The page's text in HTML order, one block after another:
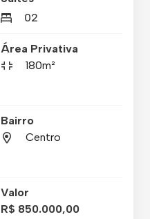
02
Área Privativa
180m²
Bairro
Centro
Valor
R$ 850.000,00